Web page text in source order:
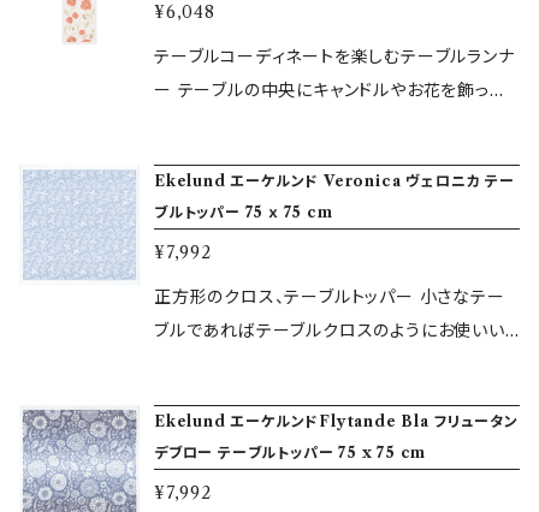
発想で製品を開発し続けています。 エーケルン
ド製品はすべてオーガニック（無農薬栽培によ
る）の素材を原料にしており、環境負荷のない製
て楽しんでもおしゃれです。 スウェーデンの田舎
にある小さな家。 自然に囲まれた庭には花が咲
き誇り、ベリー狩りやきのこ狩り、夜には満点の
オーガニックコットン100% デザイン：Leiif Ho
lgersson この他、カタログからお選びいただい
た商品をスウェーデンの工場からのお取り寄せ
も行っております。 各種カタログはこちらよりご
覧いただけます。 https://www.mizuiro-buti
ウェーデン老舗のテキスタイルブランドです。 伝
統的な技術をもとに、革新的かつ自由な発想で
製品を開発し続けています。 エーケルンド製品
¥6,048
テーブルコーディネートを楽しむテーブルランナ
ー テーブルの中央にキャンドルやお花を飾った
ですが、クロスよりも気軽に使えます。 しっかり
としたテーブルセンターはインテリアむきの綾織
りですので、使えば使うほどに風合いと使いやす
さを増し、長く愛用いただけます。 Kornvallmo
(コンヴァルモ) ヒナゲシの花の淡い赤がアク
ン100% デザイン：Ann Hjers この他、カタログ
からお選びいただいた商品をスウェーデンの工
場からのお取り寄せも行っております。 各種カタ
Ekelund エーケルンド Veronica ヴェロニカ テー
ブルトッパー 75 ｘ 75 cm
¥7,992
正方形のクロス、テーブルトッパー 小さなテー
ブルであればテーブルクロスのようにお使いい
などおしゃれなテーブルコーディネートを 楽し
めます。 しっかりとしたテーブルセンターはイン
テリアむきの綾織りですので、使えば使うほどに
Ekelund エーケルンドFlytande Bla フリュータン
デブロー テーブルトッパー 75 x 75 cm
¥7,992